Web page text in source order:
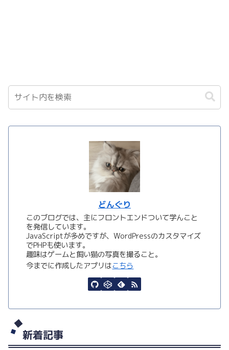
どんぐり
このブログでは、主にフロントエンドついて学んこと
を発信しています。
JavaScriptが多めですが、WordPressのカスタマイズ
でPHPも使います。
趣味はゲームと飼い猫の写真を撮ること。
今までに作成したアプリはこちら
新着記事